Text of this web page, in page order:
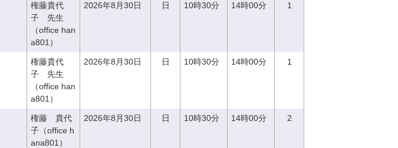
権藤貴代
子 先生
（office han
a801）
2026年8月30日 日 10時30分 14時00分 1
権藤貴代
子 先生
（office han
a801）
2026年8月30日 日 10時30分 14時00分 1
権藤 貴代
子（office h
ana801）
2026年8月30日 日 10時30分 14時00分 2